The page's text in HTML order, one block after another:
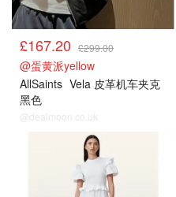
£167.20 £299.00
@蛋黄派yellow
AllSaints Vela 皮革机车夹克
黑色
@dealmoon.co.uk